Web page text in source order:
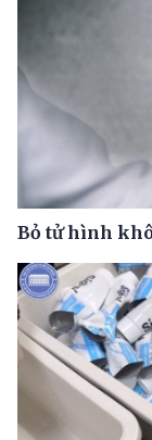
Bỏ tử hình